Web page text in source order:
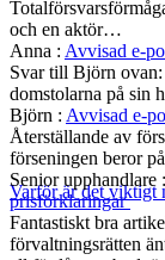
Varför är det viktigt
och en aktör…
Anna : Avvisad e-
Svar till Björn ovan:
domstolarna på sin
Björn : Avvisad e-
Återställande av
förseningen beror
Senior upphandlare :
prisförklaringar
Fantastiskt bra
förvaltningsrätten